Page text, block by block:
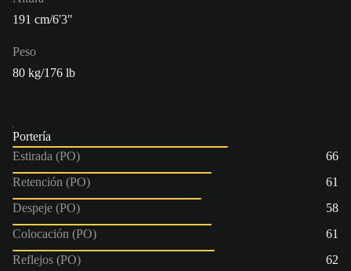
191 cm/6'3"
Peso
80 kg/176 lb
Portería
Estirada (PO)
66
Retención (PO)
61
Despeje (PO)
58
Colocación (PO)
61
Reflejos (PO)
62